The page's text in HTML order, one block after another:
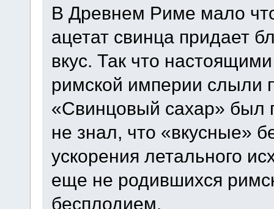
В Древнем Риме мало
ацетат свинца придает
вкус. Так что
римской империи слыли
«Свинцовый сахар»
не знал, что «вкусные»
ускорения летального
еще не родившихся
бесплодием.